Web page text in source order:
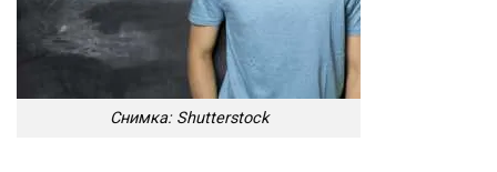
Снимка: Shutterstock